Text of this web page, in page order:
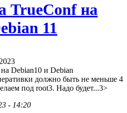
TrueConf на
11
Debian10 и Debian
должно быть не меньше 4
под root3. Надо будет...3>
- 14:20